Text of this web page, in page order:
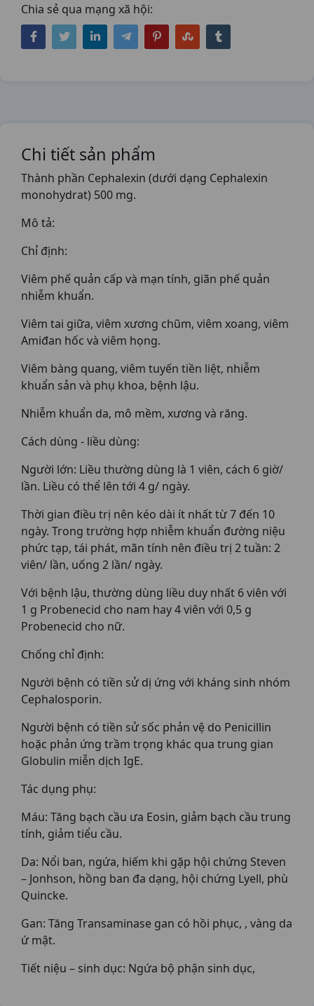
Chia sẻ qua mạng xã hội:
Chi tiết sản phẩm
Thành phần Cephalexin (dưới dạng Cephalexin
monohydrat) 500 mg.
Mô tả:
Chỉ định:
Viêm phế quản cấp và mạn tính, giãn phế quản
nhiễm khuẩn.
Viêm tai giữa, viêm xương chũm, viêm xoang, viêm
Amiđan hốc và viêm họng.
Viêm bàng quang, viêm tuyến tiền liệt, nhiễm
khuẩn sản và phụ khoa, bệnh lậu.
Nhiễm khuẩn da, mô mềm, xương và răng.
Cách dùng - liều dùng:
Người lớn: Liều thường dùng là 1 viên, cách 6 giờ/
lần. Liều có thể lên tới 4 g/ ngày.
Thời gian điều trị nên kéo dài ít nhất từ 7 đến 10
ngày. Trong trường hợp nhiễm khuẩn đường niệu
phức tạp, tái phát, mãn tính nên điều trị 2 tuần: 2
viên/ lần, uống 2 lần/ ngày.
Với bệnh lậu, thường dùng liều duy nhất 6 viên với
1 g Probenecid cho nam hay 4 viên với 0,5 g
Probenecid cho nữ.
Chống chỉ định:
Người bệnh có tiền sử dị ứng với kháng sinh nhóm
Cephalosporin.
Người bệnh có tiền sử sốc phản vệ do Penicillin
hoặc phản ứng trầm trọng khác qua trung gian
Globulin miễn dịch IgE.
Tác dụng phụ:
Máu: Tăng bạch cầu ưa Eosin, giảm bạch cầu trung
tính, giảm tiểu cầu.
Da: Nổi ban, ngứa, hiếm khi gặp hội chứng Steven
– Jonhson, hồng ban đa dạng, hội chứng Lyell, phù
Quincke.
Gan: Tăng Transaminase gan có hồi phục, , vàng da
ứ mật.
Tiết niệu – sinh dục: Ngứa bộ phận sinh dục,